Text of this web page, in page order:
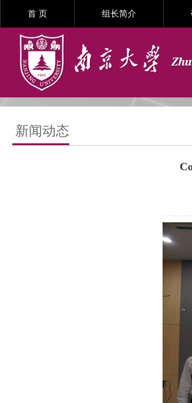
首 页 组长简介
新闻动态